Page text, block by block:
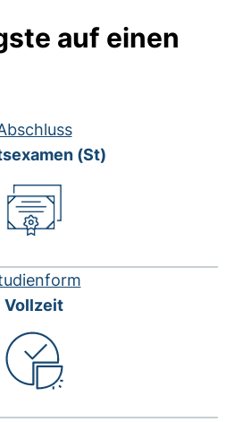
auf einen
(St)
Vollzeit